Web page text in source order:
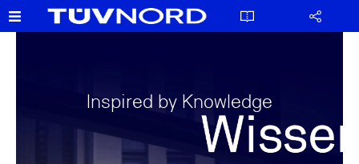
Inspired by Knowledge